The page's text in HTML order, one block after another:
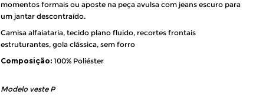
momentos formais ou aposte na peça avulsa com jeans escuro para
um jantar descontraído.
Camisa alfaiataria, tecido plano fluido, recortes frontais
estruturantes, gola clássica, sem forro
Composição: 100% Poliéster
Modelo veste P